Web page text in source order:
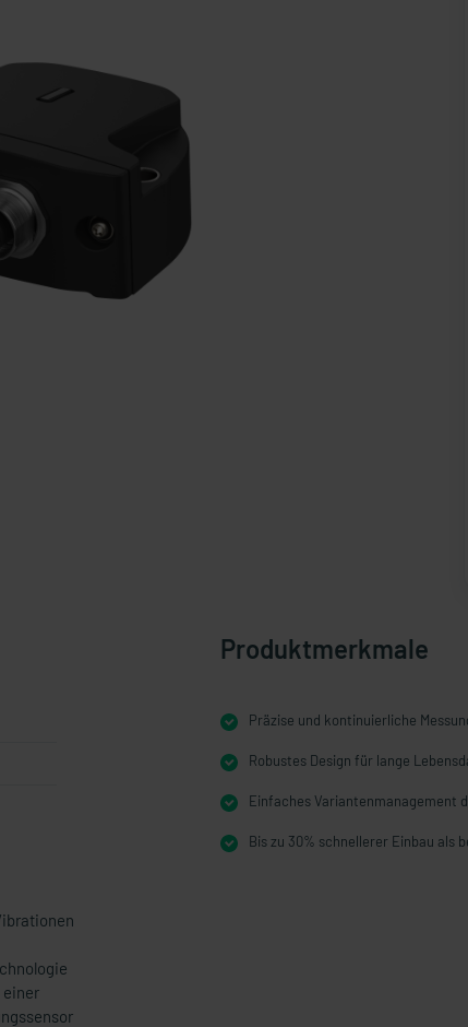
einer
Produktmerkmale
Präzise und kontinuierliche
Robustes Design für lange
Einfaches Variantenmanagement
Bis zu 30% schnellerer Einbau als